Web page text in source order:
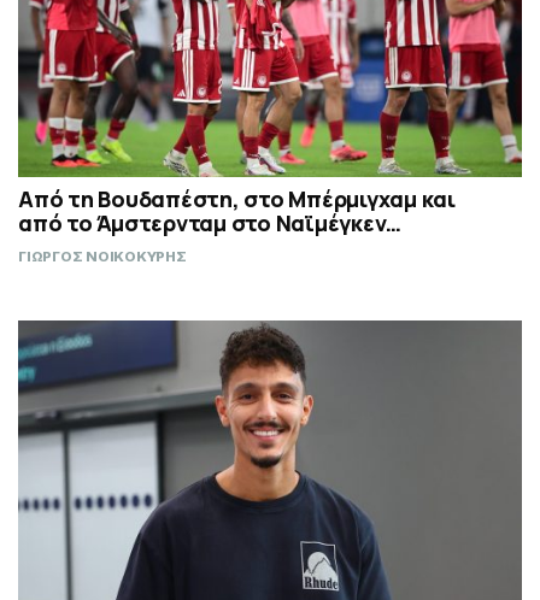
Από τη Βουδαπέστη, στο Μπέρμιγχαμ και
από το Άμστερνταμ στο Ναϊμέγκεν…
ΓΙΩΡΓΟΣ ΝΟΙΚΟΚΥΡΗΣ